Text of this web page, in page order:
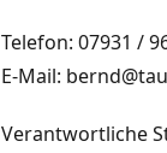
Telefon: 07931 /
E-Mail:
Verantwortliche